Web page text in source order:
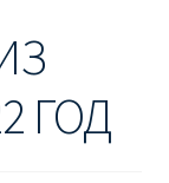
ГОД